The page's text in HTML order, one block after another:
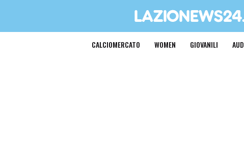
CALCIOMERCATO WOMEN GIOVANILI